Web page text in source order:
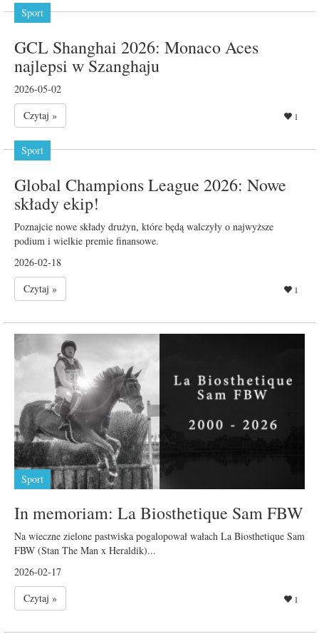
Sport
GCL Shanghai 2026: Monaco Aces
najlepsi w Szanghaju
2026-05-02
Czytaj »
1
Sport
Global Champions League 2026: Nowe
składy ekip!
Poznajcie nowe składy drużyn, które będą walczyły o najwyższe
podium i wielkie premie finansowe.
2026-02-18
Czytaj »
1
Sport
In memoriam: La Biosthetique Sam FBW
Na wieczne zielone pastwiska pogalopował wałach La Biosthetique Sam
FBW (Stan The Man x Heraldik)...
2026-02-17
Czytaj »
1